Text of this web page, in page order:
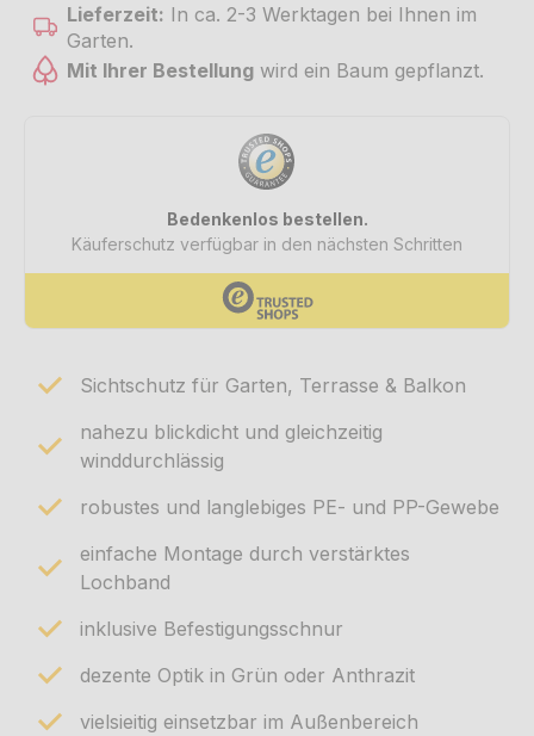
Lieferzeit: In ca. 2-3 Werktagen bei Ihnen im
Garten.
Mit Ihrer Bestellung wird ein Baum gepflanzt.
Sichtschutz für Garten, Terrasse & Balkon
nahezu blickdicht und gleichzeitig
winddurchlässig
robustes und langlebiges PE- und PP-Gewebe
einfache Montage durch verstärktes
Lochband
inklusive Befestigungsschnur
dezente Optik in Grün oder Anthrazit
vielsieitig einsetzbar im Außenbereich